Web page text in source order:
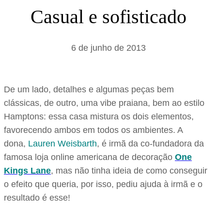
Casual e sofisticado
6 de junho de 2013
De um lado, detalhes e algumas peças bem
clássicas, de outro, uma vibe praiana, bem ao estilo
Hamptons: essa casa mistura os dois elementos,
favorecendo ambos em todos os ambientes. A
dona, Lauren Weisbarth, é irmã da co-fundadora da
famosa loja online americana de decoração One
Kings Lane, mas não tinha ideia de como conseguir
o efeito que queria, por isso, pediu ajuda à irmã e o
resultado é esse!